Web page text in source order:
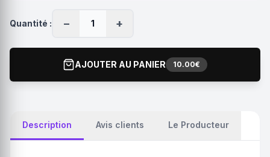
Quantité : − 1 +
AJOUTER AU PANIER 10.00€
Description Avis clients Le Producteur